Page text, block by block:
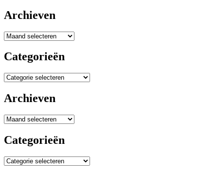
Archieven
Archieven
Categorieën
Categorieën
Archieven
Archieven
Categorieën
Categorieën